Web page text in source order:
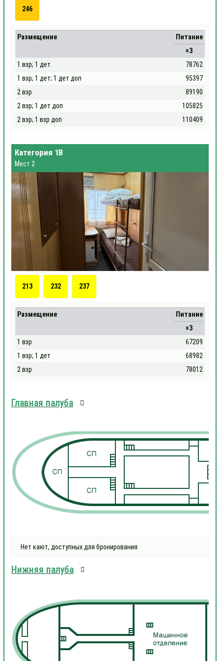
246
Размещение
Питание
×3
1 взр; 1 дет
78762
1 взр; 1 дет; 1 дет доп
95397
2 взр
89190
2 взр; 1 дет доп
105825
2 взр; 1 взр доп
110409
Категория 1В
Мест 2
213 232 237
Размещение
Питание
×3
1 взр
67209
1 взр; 1 дет
68982
2 взр
78012
Главная палуба
Нет кают, доступных для бронирования
Нижняя палуба